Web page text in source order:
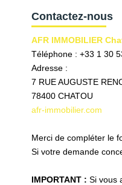
Contactez-nous
AFR IMMOBILIER
Téléphone : +33 1 30
Adresse :
7 RUE AUGUSTE
78400 CHATOU
afr-immobilier.com
Merci de compléter le
Si votre demande
IMPORTANT : Si vous